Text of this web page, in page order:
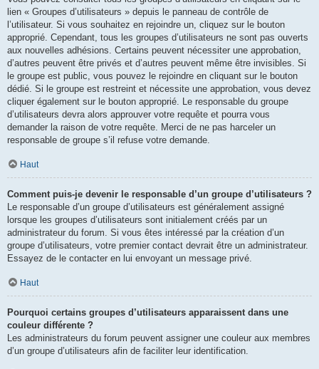
lien « Groupes d’utilisateurs » depuis le panneau de contrôle de
l’utilisateur. Si vous souhaitez en rejoindre un, cliquez sur le bouton
approprié. Cependant, tous les groupes d’utilisateurs ne sont pas ouverts
aux nouvelles adhésions. Certains peuvent nécessiter une approbation,
d’autres peuvent être privés et d’autres peuvent même être invisibles. Si
le groupe est public, vous pouvez le rejoindre en cliquant sur le bouton
dédié. Si le groupe est restreint et nécessite une approbation, vous devez
cliquer également sur le bouton approprié. Le responsable du groupe
d’utilisateurs devra alors approuver votre requête et pourra vous
demander la raison de votre requête. Merci de ne pas harceler un
responsable de groupe s’il refuse votre demande.
Haut
Comment puis-je devenir le responsable d’un groupe d’utilisateurs ?
Le responsable d’un groupe d’utilisateurs est généralement assigné
lorsque les groupes d’utilisateurs sont initialement créés par un
administrateur du forum. Si vous êtes intéressé par la création d’un
groupe d’utilisateurs, votre premier contact devrait être un administrateur.
Essayez de le contacter en lui envoyant un message privé.
Haut
Pourquoi certains groupes d’utilisateurs apparaissent dans une
couleur différente ?
Les administrateurs du forum peuvent assigner une couleur aux membres
d’un groupe d’utilisateurs afin de faciliter leur identification.